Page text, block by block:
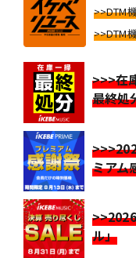
>>DTM
>>DTM
>>>在
最終処
ミアム
ル」